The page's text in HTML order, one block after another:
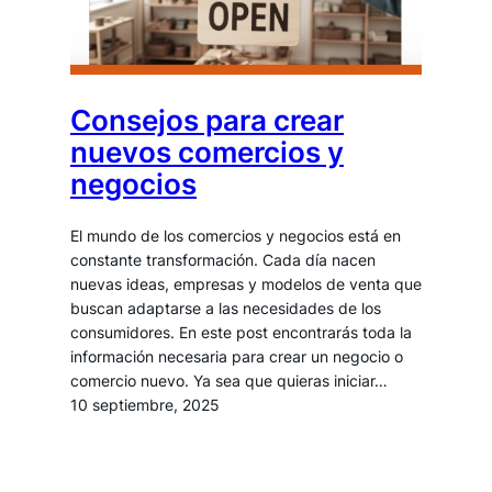
Consejos para crear
nuevos comercios y
negocios
El mundo de los comercios y negocios está en
constante transformación. Cada día nacen
nuevas ideas, empresas y modelos de venta que
buscan adaptarse a las necesidades de los
consumidores. En este post encontrarás toda la
información necesaria para crear un negocio o
comercio nuevo. Ya sea que quieras iniciar…
10 septiembre, 2025